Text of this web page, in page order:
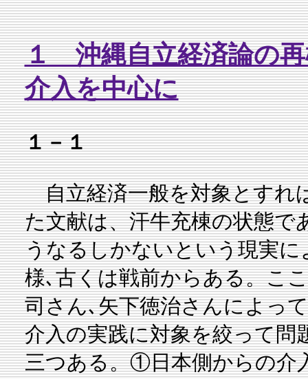
１ 沖縄自立経済論の
介入を中心に
１－１
自立経済一般を対象とすれ
た文献は、汗牛充棟の状態で
うなるしかないという現実
様､古くは戦前からある。こ
司さん､矢下徳治さんによっ
介入の実践に対象を絞って
三つある。①日本側からの介